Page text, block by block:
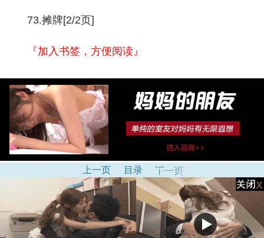
73.摊牌[2/2页]
『加入书签，方便阅读』
上一页 目录 下一页